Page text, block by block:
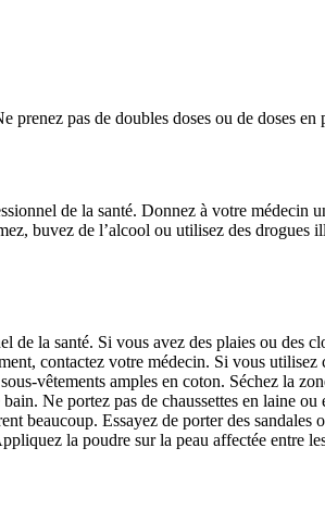
prenez pas de doubles doses ou de doses en
de la santé. Donnez à votre médecin
buvez de l’alcool ou utilisez des drogues
la santé. Si vous avez des plaies ou des
contactez votre médecin. Si vous utilisez
vêtements amples en coton. Séchez la
Ne portez pas de chaussettes en laine ou
beaucoup. Essayez de porter des sandales
la poudre sur la peau affectée entre